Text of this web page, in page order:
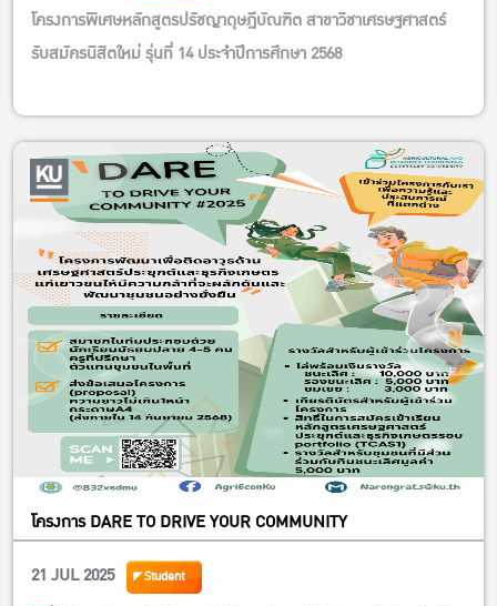
โครงการพิเศษหลักสูตรปรัชญาดุษฎีบัณฑิต สาขาวิชาเศรษฐศาสตร์
รับสมัครนิสิตใหม่ รุ่นที่ 14 ประจำปีการศึกษา 2568
โครงการ DARE TO DRIVE YOUR COMMUNITY
21 JUL 2025
Student